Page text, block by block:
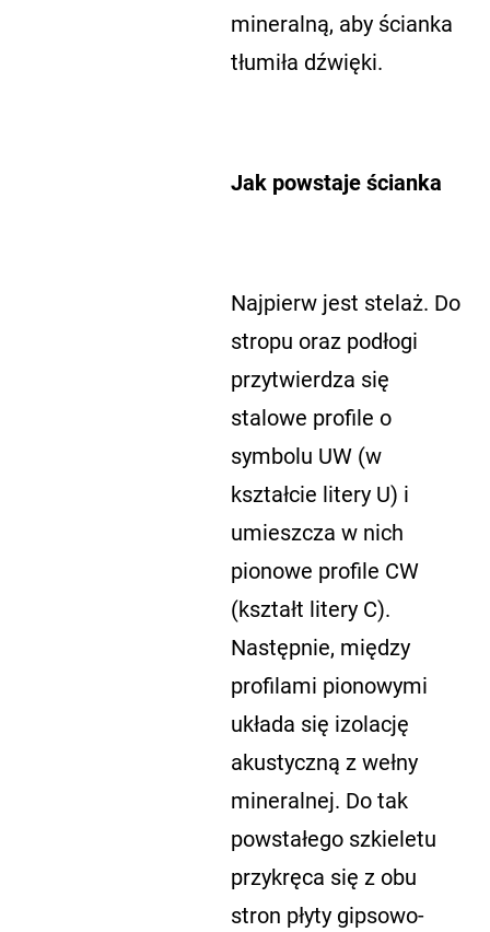
mineralną, aby ścianka
tłumiła dźwięki.
Jak powstaje ścianka
Najpierw jest stelaż. Do
stropu oraz podłogi
przytwierdza się
stalowe profile o
symbolu UW (w
kształcie litery U) i
umieszcza w nich
pionowe profile CW
(kształt litery C).
Następnie, między
profilami pionowymi
układa się izolację
akustyczną z wełny
mineralnej. Do tak
powstałego szkieletu
przykręca się z obu
stron płyty gipsowo-